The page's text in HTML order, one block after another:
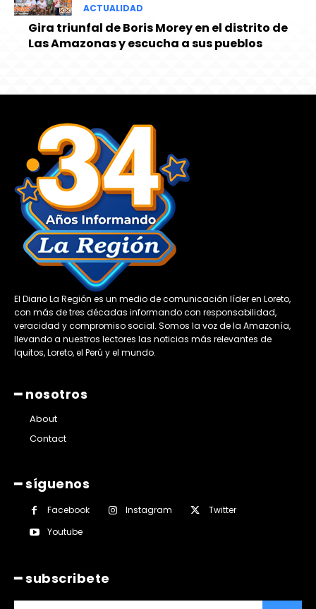
ACTUALIDAD
Gira triunfal de Boris Morey en el distrito de
Las Amazonas y escucha a sus pueblos
El Diario La Región es un medio de comunicación líder en Loreto,
con más de tres décadas informando con responsabilidad,
veracidad y compromiso social. Somos la voz de la Amazonía,
llevando a nuestros lectores las noticias más relevantes de
Iquitos, Loreto, el Perú y el mundo.
━ nosotros
About
Contact
━ síguenos
Facebook Instagram
Twitter
Youtube
━ subscribete